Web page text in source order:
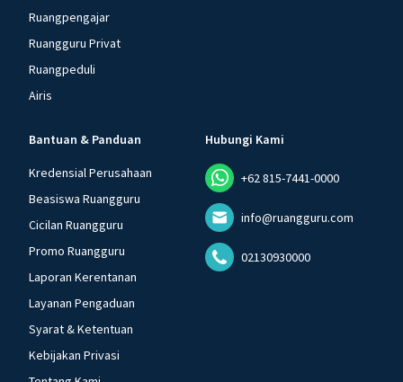
Ruangpengajar
Ruangguru Privat
Ruangpeduli
Airis
Bantuan & Panduan
Kredensial Perusahaan
Beasiswa Ruangguru
Cicilan Ruangguru
Promo Ruangguru
Laporan Kerentanan
Layanan Pengaduan
Syarat & Ketentuan
Kebijakan Privasi
Hubungi Kami
+62 815-7441-0000
info@ruangguru.com
02130930000